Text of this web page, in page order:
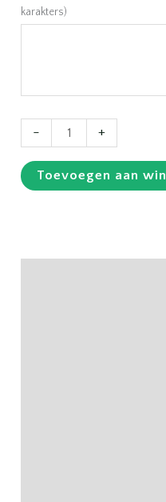
karakters)
-
Azalea
wit
+
Toevoegen aan